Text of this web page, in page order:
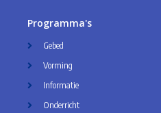
Programma's
Gebed
Vorming
Informatie
Onderricht